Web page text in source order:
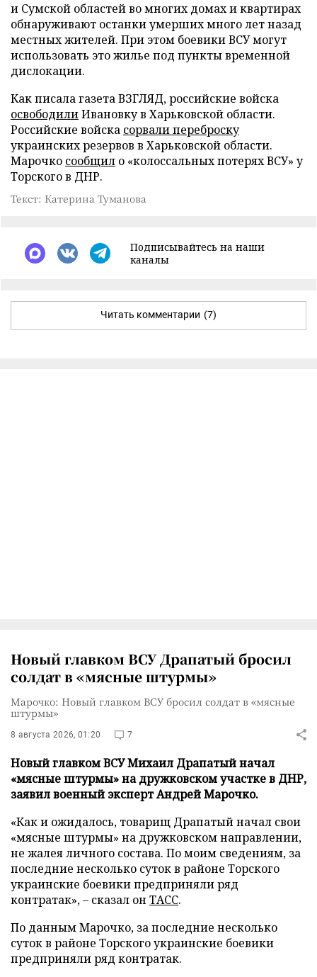
и Сумской областей во многих домах и квартирах
обнаруживают останки умерших много лет назад
местных жителей. При этом боевики ВСУ могут
использовать это жилье под пункты временной
дислокации.
Как писала газета ВЗГЛЯД, российские войска
освободилиИвановку в Харьковской области.
Российские войска сорвали переброску
украинских резервов в Харьковской области.
Марочко сообщил о «колоссальных потерях ВСУ» у
Торского в ДНР.
Текст: Катерина Туманова
Подписывайтесь на наши
каналы
Читать комментарии (7)
Новый главком ВСУ Драпатый бросил
солдат в «мясные штурмы»
Марочко: Новый главком ВСУ бросил солдат в «мясные
штурмы»
8 августа 2026, 01:20 7
Новый главком ВСУ Михаил Драпатый начал
«мясные штурмы» на дружковском участке в ДНР,
заявил военный эксперт Андрей Марочко.
«Как и ожидалось, товарищ Драпатый начал свои
«мясные штурмы» на дружковском направлении,
не жалея личного состава. По моим сведениям, за
последние несколько суток в районе Торского
украинские боевики предприняли ряд
контратак», – сказал он ТАСС.
По данным Марочко, за последние несколько
суток в районе Торского украинские боевики
предприняли ряд контратак.